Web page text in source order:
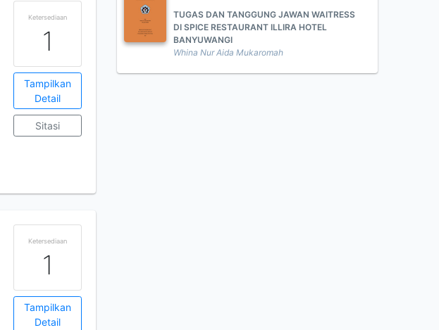
Ketersediaan
1
Tampilkan
Detail
Sitasi
Ketersediaan
1
Tampilkan
Detail
TUGAS DAN TANGGUNG JAWAN WAITRESS
DI SPICE RESTAURANT ILLIRA HOTEL
BANYUWANGI
Whina Nur Aida Mukaromah